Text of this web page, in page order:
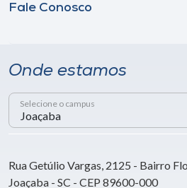
Fale Conosco
Onde estamos
Selecione o campus
Rua Getúlio Vargas, 2125 - Bairro
Joaçaba - SC - CEP 89600-000